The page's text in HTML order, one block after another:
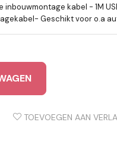
inbouwmontage kabel - 1M
Geschikt voor o.a
TOEVOEGEN AAN